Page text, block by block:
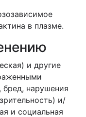
в плазме.
и другие
нарушения
и/
и социальная